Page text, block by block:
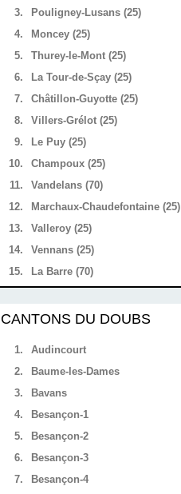
3.
Pouligney-Lusans (25)
4.
Moncey (25)
5.
Thurey-le-Mont (25)
6.
La Tour-de-Sçay (25)
7.
Châtillon-Guyotte (25)
8.
Villers-Grélot (25)
9.
Le Puy (25)
10.
Champoux (25)
11.
Vandelans (70)
12.
Marchaux-Chaudefontaine (25)
13.
Valleroy (25)
14.
Vennans (25)
15.
La Barre (70)
CANTONS DU DOUBS
1.
Audincourt
2.
Baume-les-Dames
3.
Bavans
4.
Besançon-1
5.
Besançon-2
6.
Besançon-3
7.
Besançon-4